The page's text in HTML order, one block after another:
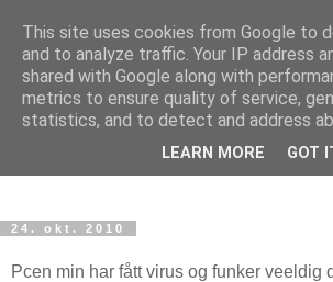
24. okt. 2010
Pcen min har fått virus og funker veeldig
This site uses cookies from Google to
and to analyze traffic. Your IP address
shared with Google along with
metrics to ensure quality of service,
statistics, and to detect and address
LEARN MORE GOT